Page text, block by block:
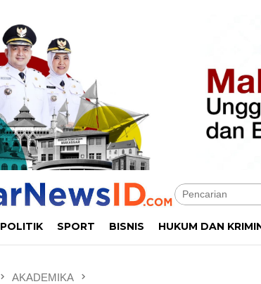
POLITIK SPORT BISNIS HUKUM DAN
AKADEMIKA